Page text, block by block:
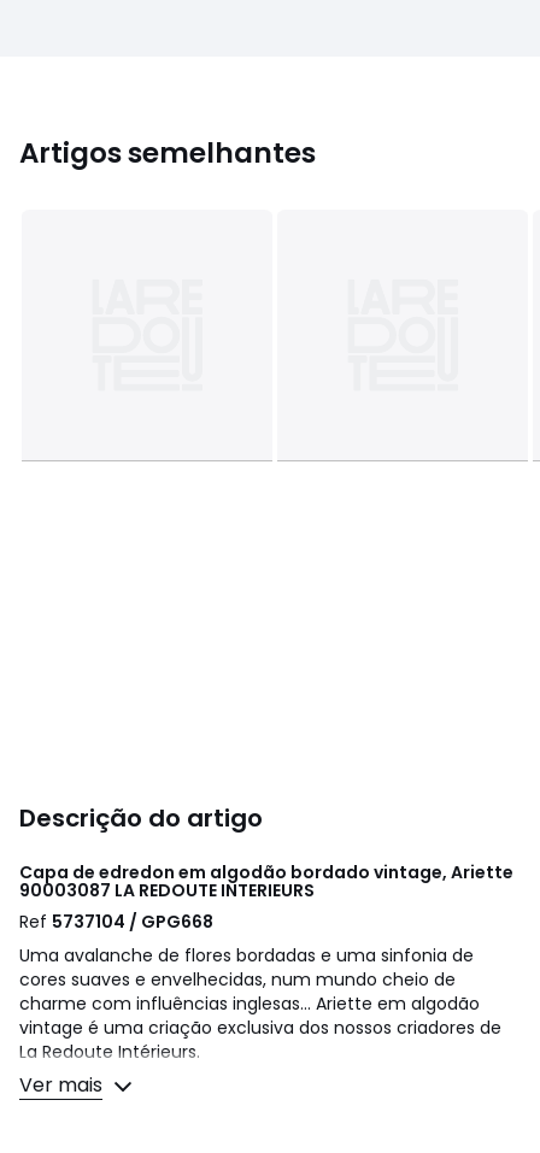
Artigos semelhantes
Descrição do artigo
Capa de edredon em algodão bordado vintage, Ariette
90003087 LA REDOUTE INTERIEURS
Ref 5737104 / GPG668
Uma avalanche de flores bordadas e uma sinfonia de
cores suaves e envelhecidas, num mundo cheio de
charme com influências inglesas... Ariette em algodão
vintage é uma criação exclusiva dos nossos criadores de
La Redoute Intérieurs.
O algodão vintage tem uma qualidade e um toque únicos,
graças às suas fibras cruas, longas e resistentes. Moderno,
Ver mais